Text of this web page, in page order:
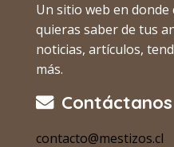
Un sitio web en
quieras saber de tus
noticias, artículos,
más.
Contáctanos
contacto@mestizos.cl